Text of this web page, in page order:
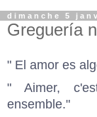
dimanche 5
Greguería
" El amor es
" Aimer,
ensemble."